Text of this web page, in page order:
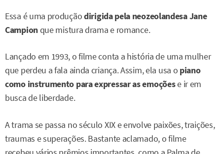
Essa é uma produçãodirigida pela neozeolandesa Jane
Campionque mistura drama e romance.
Lançado em 1993, o filme conta a história de uma mulher
que perdeu a fala ainda criança. Assim, ela usa o piano
como instrumento para expressar as emoçõese ir em
busca de liberdade.
A trama se passa no século XIX e envolve paixões, traições,
traumas e superações. Bastante aclamado, o filme